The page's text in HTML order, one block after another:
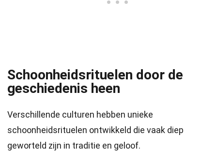
Schoonheidsrituelen door de
geschiedenis heen
Verschillende culturen hebben unieke
schoonheidsrituelen ontwikkeld die vaak diep
geworteld zijn in traditie en geloof.